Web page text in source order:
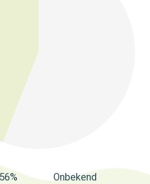
56% Onbekend